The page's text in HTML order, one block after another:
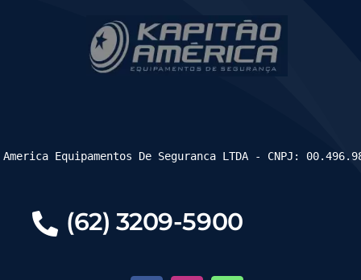
(62) 3209-5900
Equipamentos De Seguranca LTDA - CNPJ: